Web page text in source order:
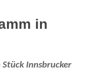
in
Innsbrucker